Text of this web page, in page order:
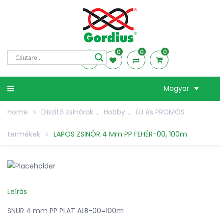
0 0 0
Magyar
Home Díszitő zsinórok , Hobby , ÚJ és PROMÓS
termékek LAPOS ZSINÓR 4 Mm PP FEHÉR-00, 100m
Leírás
SNUR 4 mm PP PLAT ALB-00=100m